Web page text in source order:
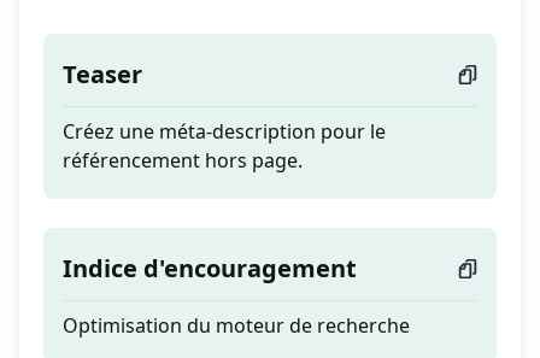
Teaser
Créez une méta-description pour le
référencement hors page.
Indice d'encouragement
Optimisation du moteur de recherche